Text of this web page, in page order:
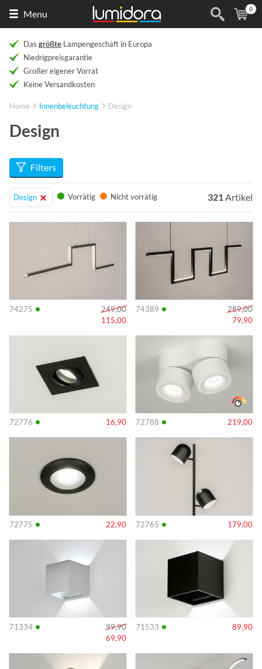
Menu (
0
Das größte Lampengeschäft in Europa
Niedrigpreisgarantie
Großer eigener Vorrat
Keine Versandkosten
Home Innenbeleuchtung Design
Design
Filters
Design Vorrätig Nicht vorrätig 321Artikel
74275 •
249,00
115,00
Info
74389 •
289,00
79,90
Info
72776 • 16,90
Info
72788 • 219,00
Info
72775 • 22,90
Info
72765 • 179,00
Info
71334 •
99,90
69,90
Info
71533 • 89,90
Info
Info Info